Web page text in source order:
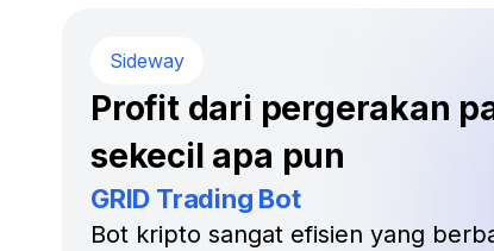
Sideway
Profit dari pergerakan
sekecil apa pun
GRID Trading Bot
Bot kripto sangat efisien yang